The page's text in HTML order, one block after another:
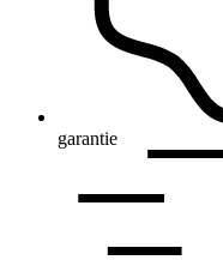
garantie